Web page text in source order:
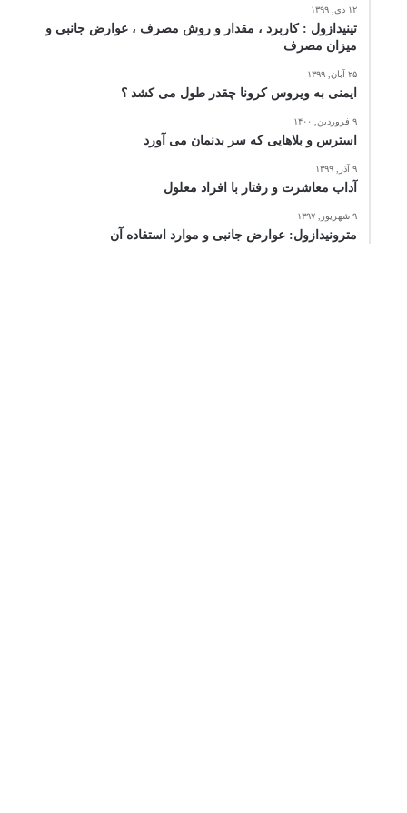
۱۲ دی, ۱۳۹۹
تینیدازول : کاربرد ، مقدار و روش مصرف ، عوارض جانبی و
میزان مصرف
۲۵ آبان, ۱۳۹۹
ایمنی به ویروس کرونا چقدر طول می کشد ؟
۹ فروردین, ۱۴۰۰
استرس و بلاهایی که سر بدنمان می آورد
۹ آذر, ۱۳۹۹
آداب معاشرت و رفتار با افراد معلول
۹ شهریور, ۱۳۹۷
مترونیدازول: عوارض جانبی و موارد استفاده آن